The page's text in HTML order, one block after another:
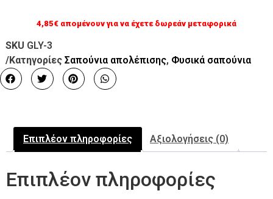
4,85€ απομένουν για να έχετε δωρεάν μεταφορικά
SKU GLY-3
/Κατηγορίες Σαπούνια απολέπισης, Φυσικά σαπούνια
Επιπλέον πληροφορίες Αξιολογήσεις (0)
Επιπλέον πληροφορίες